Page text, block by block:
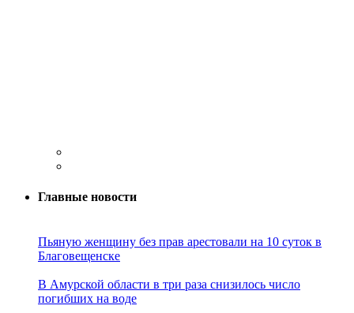
Главные новости
Пьяную женщину без прав арестовали на 10 суток в
Благовещенске
В Амурской области в три раза снизилось число
погибших на воде